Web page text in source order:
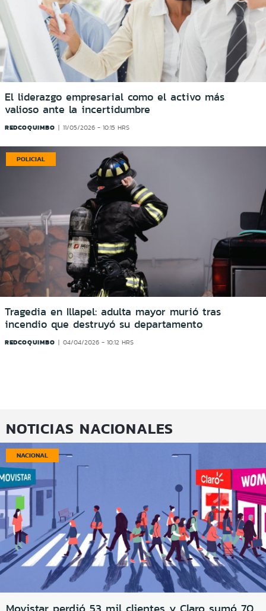
El liderazgo empresarial como el activo más
valioso ante la incertidumbre
REDCOQUIMBO 11/05/2026 - 10:15 HRS
POLICIAL
Tragedia en Illapel: adulta mayor murió tras
incendio que destruyó su departamento
REDCOQUIMBO 04/04/2026 - 10:12 HRS
NOTICIAS NACIONALES
NACIONAL